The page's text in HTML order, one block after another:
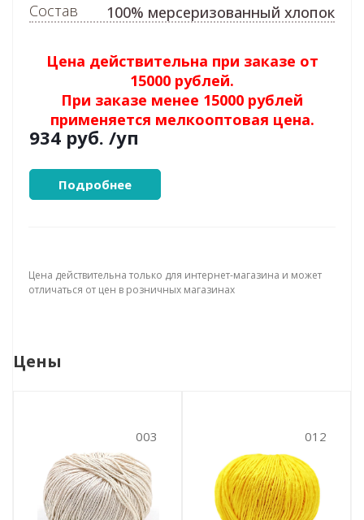
Цена действительна при заказе от
15000 рублей.
При заказе менее 15000 рублей
применяется мелкооптовая цена.
934 руб. /уп
Подробнее
Состав
100% мерсеризованный хлопок
Цена действительна только для интернет-магазина и может
отличаться от цен в розничных магазинах
Цены
003 012